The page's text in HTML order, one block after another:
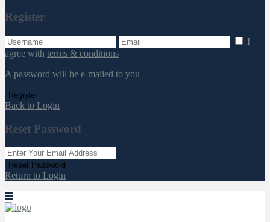
Register
I
agree with terms & conditions
A password will be e-mailed to you
Register
Back to Login
Reset Password
Reset Password
Return to Login